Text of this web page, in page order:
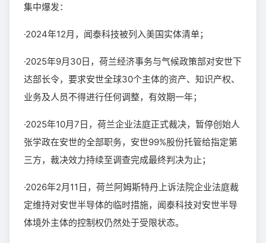
集中爆发：
·2024年12月，闻泰科技被列入美国实体清单；
·2025年9月30日，荷兰经济事务与气候政策部对安世下
达部长令，要求安世全球30个主体的资产、知识产权、
业务及人员不得进行任何调整，有效期一年；
·2025年10月7日，荷兰企业法庭正式裁决，暂停创始人
张学政在安世的全部职务，安世99%股份托管给指定第
三方，裁决效力持续至调查完成最终判决为止；
·2026年2月11日，荷兰阿姆斯特丹上诉法院企业法庭裁
定维持对安世半导体的临时措施，闻泰科技对安世半导
体境外主体的控制权仍然处于受限状态。